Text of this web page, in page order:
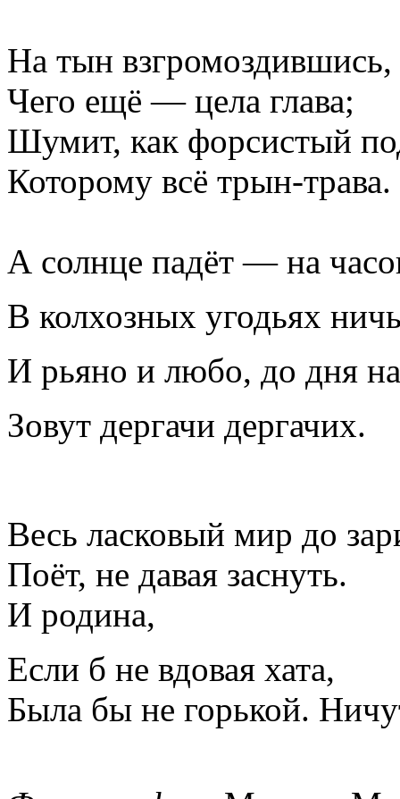
На тын взгромоздившись,
Чего ещё — цела глава;
Шумит, как форсистый
Которому всё трын-трава.
А солнце падёт — на
В колхозных угодьях
И рьяно и любо, до дня
Зовут дергачи дергачих.
Весь ласковый мир до
Поёт, не давая заснуть.
И родина,
Если б не вдовая хата,
Была бы не горькой.